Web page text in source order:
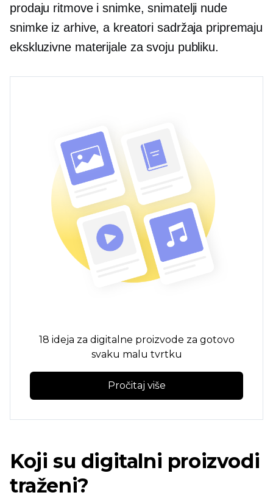
prodaju ritmove i snimke, snimatelji nude
snimke iz arhive, a kreatori sadržaja pripremaju
ekskluzivne materijale za svoju publiku.
18 ideja za digitalne proizvode za gotovo
svaku malu tvrtku
Pročitaj više
Koji su digitalni proizvodi
traženi?